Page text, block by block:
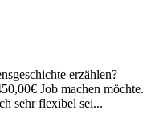
erzählen?
Job machen möchte.
sehr flexibel sei...